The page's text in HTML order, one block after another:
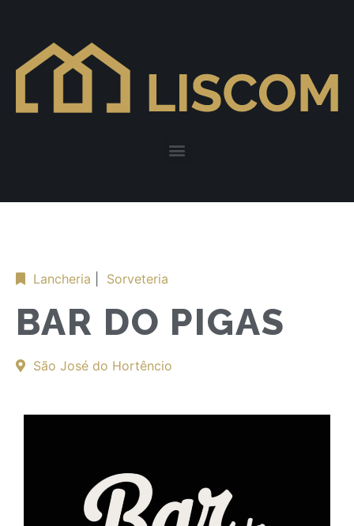
Lancheria Sorveteria
BAR DO PIGAS
São José do Hortêncio